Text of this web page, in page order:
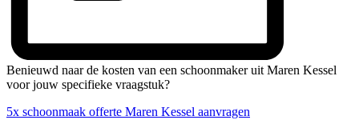
Benieuwd naar de kosten van een schoonmaker uit Maren Kessel
voor jouw specifieke vraagstuk?
5x schoonmaak offerte Maren Kessel aanvragen